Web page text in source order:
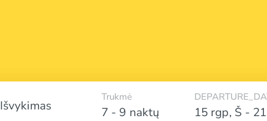
Išvykimas 7 - 9 naktų
Trukmė
15 rgp, Š -